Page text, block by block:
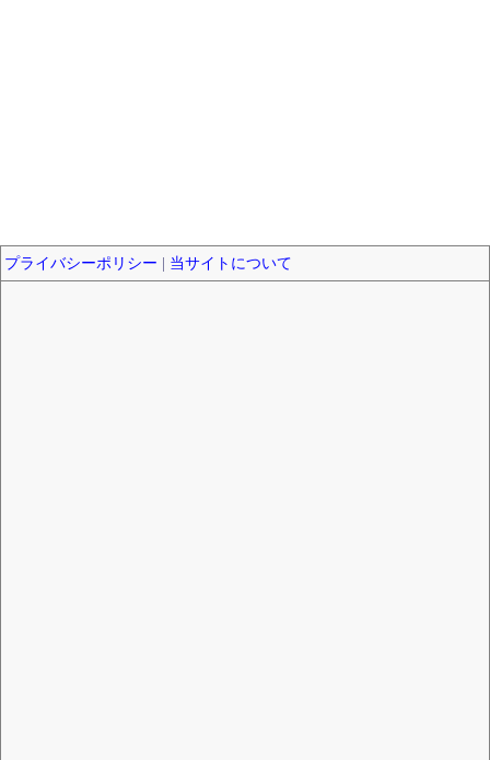
プライバシーポリシー 当サイトについて